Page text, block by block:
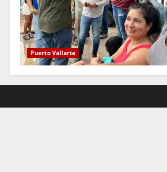
Puerto Vallarta